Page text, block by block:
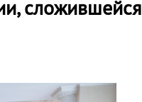
сложившейся